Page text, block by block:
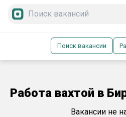
Поиск вакансии
Работа вахтой в
Вакансии не